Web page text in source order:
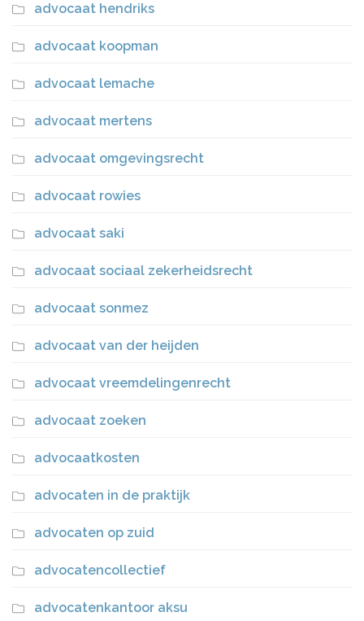
advocaat hendriks
advocaat koopman
advocaat lemache
advocaat mertens
advocaat omgevingsrecht
advocaat rowies
advocaat saki
advocaat sociaal zekerheidsrecht
advocaat sonmez
advocaat van der heijden
advocaat vreemdelingenrecht
advocaat zoeken
advocaatkosten
advocaten in de praktijk
advocaten op zuid
advocatencollectief
advocatenkantoor aksu